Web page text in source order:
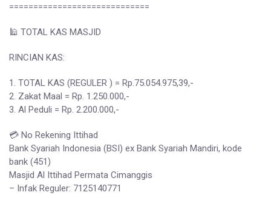
=============================
🕌 TOTAL KAS MASJID
RINCIAN KAS:
1. TOTAL KAS (REGULER ) = Rp.75.054.975,39,-
2. Zakat Maal = Rp. 1.250.000,-
3. Al Peduli = Rp. 2.200.000,-
💳 No Rekening Ittihad
Bank Syariah Indonesia (BSI) ex Bank Syariah Mandiri, kode
bank (451)
Masjid Al Ittihad Permata Cimanggis
– Infak Reguler: 7125140771